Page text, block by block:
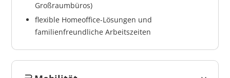
Großraumbüros)
flexible Homeoffice-Lösungen und
familienfreundliche Arbeitszeiten